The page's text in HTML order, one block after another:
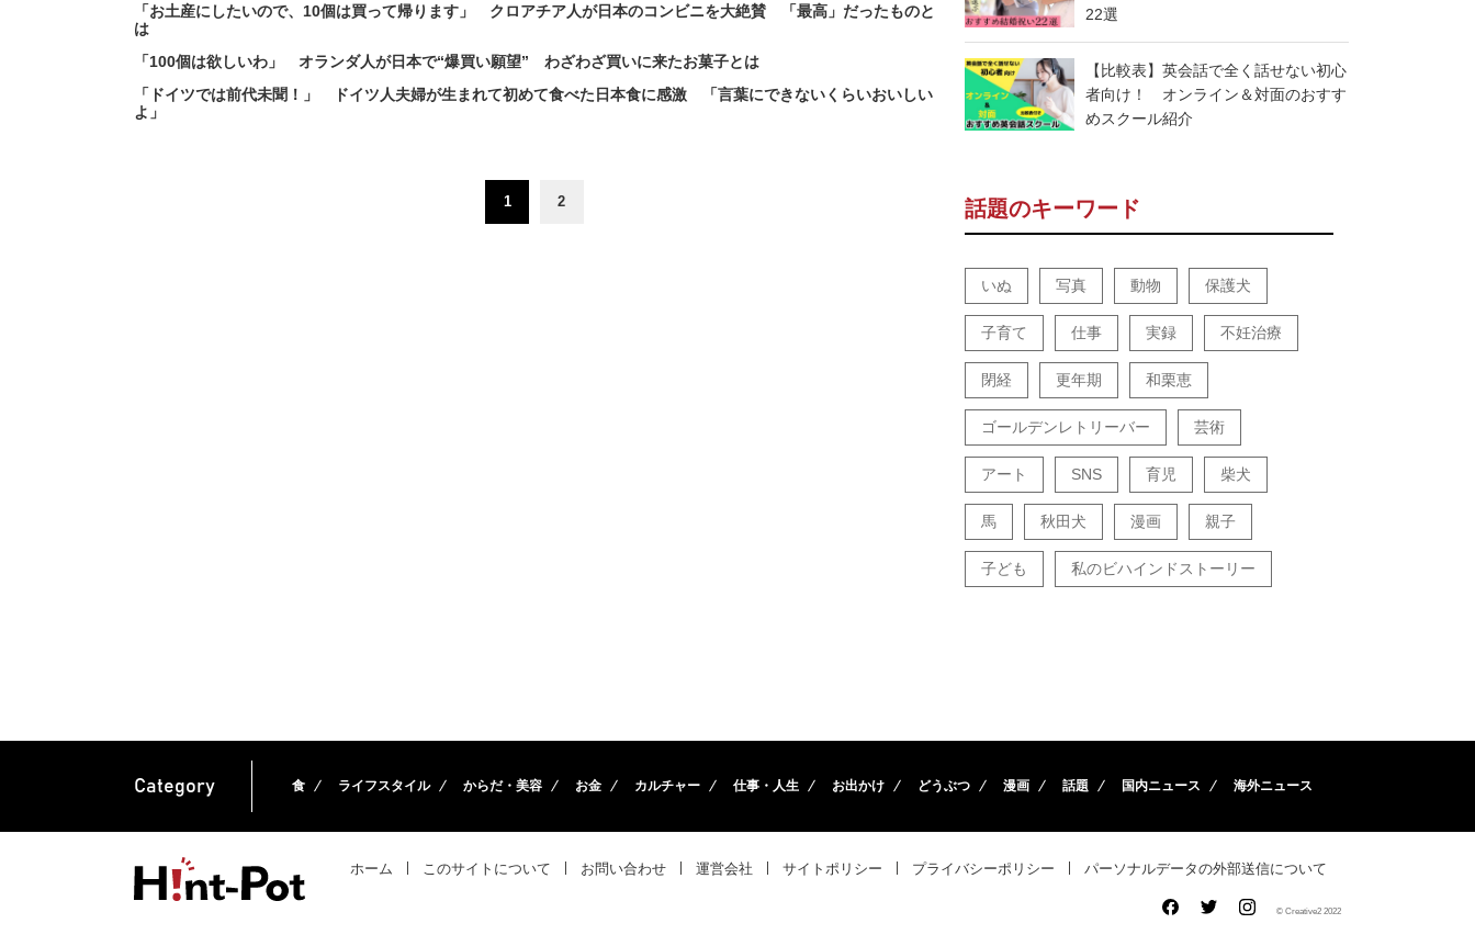
「お土産にしたいので、10個は買って帰ります」 クロアチア人が日本のコンビニを大絶賛 「最高」だったものと
は
「100個は欲しいわ」 オランダ人が日本で“爆買い願望” わざわざ買いに来たお菓子とは
「ドイツでは前代未聞！」 ドイツ人夫婦が生まれて初めて食べた日本食に感激 「言葉にできないくらいおいしい
よ」
1 2
22選
【比較表】英会話で全く話せない初心
者向け！ オンライン＆対面のおすす
めスクール紹介
話題のキーワード
いぬ 写真 動物 保護犬
子育て 仕事 実録 不妊治療
閉経 更年期 和栗恵
ゴールデンレトリーバー 芸術
アート SNS 育児 柴犬
馬 秋田犬 漫画 親子
子ども 私のビハインドストーリー
Category 食 ライフスタイル からだ・美容 お金 カルチャー 仕事・人生 お出かけ どうぶつ 漫画 話題 国内ニュース 海外ニュース
ホーム このサイトについて お問い合わせ 運営会社 サイトポリシー プライバシーポリシー パーソナルデータの外部送信について
© Creative2 2022